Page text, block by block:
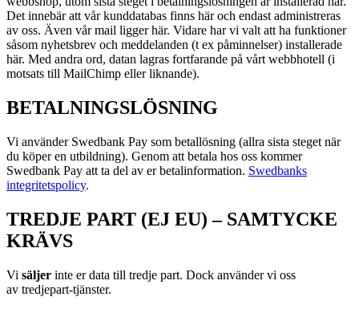
Det innebär att vår kunddatabas finns här och endast administreras
av oss. Även vår mail ligger här. Vidare har vi valt att ha funktioner
såsom nyhetsbrev och meddelanden (t ex påminnelser) installerade
här. Med andra ord, datan lagras fortfarande på vårt webbhotell (i
motsats till MailChimp eller liknande).
BETALNINGSLÖSNING
Vi använder Swedbank Pay som betallösning (allra sista steget när
du köper en utbildning). Genom att betala hos oss kommer
Swedbank Pay att ta del av er betalinformation. Swedbanks
integritetspolicy.
TREDJE PART (EJ EU) – SAMTYCKE
KRÄVS
Vi säljer inte er data till tredje part. Dock använder vi oss
av tredjepart-tjänster.